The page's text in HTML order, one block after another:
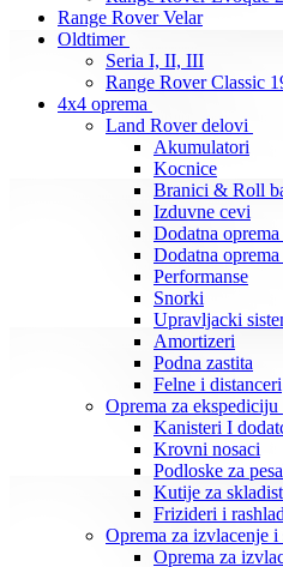
Range Rover Velar
Oldtimer
Seria I, II, III
Range Rover Classic
4x4 oprema
Land Rover delovi
Akumulatori
Kocnice
Branici & Roll
Izduvne cevi
Dodatna
Dodatna
Performanse
Snorki
Upravljacki
Amortizeri
Podna zastita
Felne i distanceri
Oprema za ekspediciju
Kanisteri I
Krovni nosaci
Podloske za
Kutije za
Frizideri i
Oprema za izvlacenje i
Oprema za